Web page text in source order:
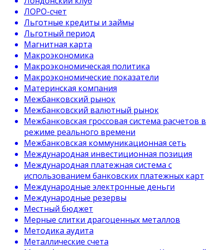
ЛОРО-счет
Льготные кредиты и займы
Льготный период
Магнитная карта
Макроэкономика
Макроэкономическая политика
Макроэкономические показатели
Материнская компания
Межбанковский рынок
Межбанковский валютный рынок
Межбанковская гроссовая система расчетов в
режиме реального времени
Межбанковская коммуникационная сеть
Международная инвестиционная позиция
Международная платежная система с
использованием банковских платежных карт
Международные электронные деньги
Международные резервы
Местный бюджет
Мерные слитки драгоценных металлов
Методика аудита
Металлические счета